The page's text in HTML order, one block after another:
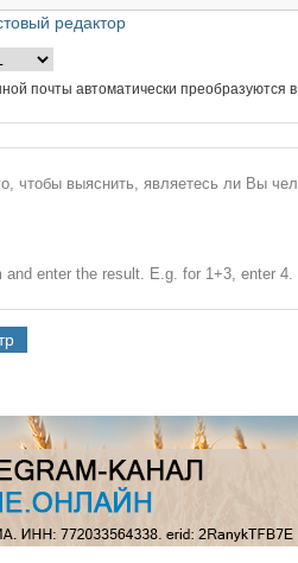
редактор
почты автоматически преобразуются
чтобы выяснить, являетесь ли Вы
enter the result. E.g. for 1+3, enter 4.